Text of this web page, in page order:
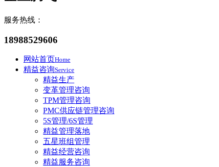
服务热线：
18988529606
网站首页Home
精益咨询Service
精益生产
变革管理咨询
TPM管理咨询
PMC供应链管理咨询
5S管理/6S管理
精益管理落地
五星班组管理
精益经营咨询
精益服务咨询